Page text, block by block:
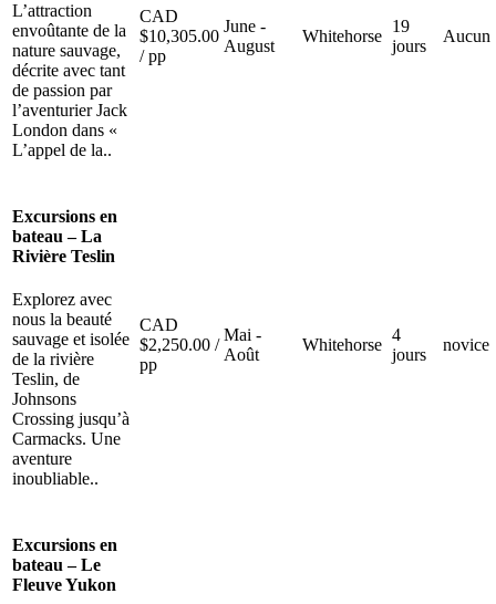
L’attraction
envoûtante de la
nature sauvage,
décrite avec tant
de passion par
l’aventurier Jack
London dans «
L’appel de la..
CAD
$10,305.00
/ pp
June -
August
Whitehorse
19
jours
Aucun
Excursions en
bateau – La
Rivière Teslin
Explorez avec
nous la beauté
sauvage et isolée
de la rivière
Teslin, de
Johnsons
Crossing jusqu’à
Carmacks. Une
aventure
inoubliable..
CAD
$2,250.00 /
pp
Mai -
Août
Whitehorse
4
jours
novice
Excursions en
bateau – Le
Fleuve Yukon